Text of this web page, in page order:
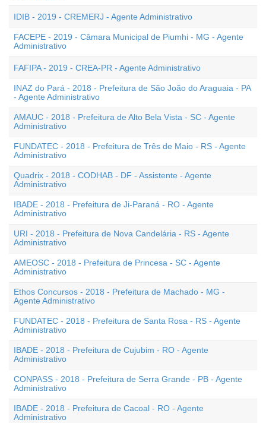
IDIB - 2019 - CREMERJ - Agente Administrativo
FACEPE - 2019 - Câmara Municipal de Piumhi - MG - Agente
Administrativo
FAFIPA - 2019 - CREA-PR - Agente Administrativo
INAZ do Pará - 2018 - Prefeitura de São João do Araguaia - PA
- Agente Administrativo
AMAUC - 2018 - Prefeitura de Alto Bela Vista - SC - Agente
Administrativo
FUNDATEC - 2018 - Prefeitura de Três de Maio - RS - Agente
Administrativo
Quadrix - 2018 - CODHAB - DF - Assistente - Agente
Administrativo
IBADE - 2018 - Prefeitura de Ji-Paraná - RO - Agente
Administrativo
URI - 2018 - Prefeitura de Nova Candelária - RS - Agente
Administrativo
AMEOSC - 2018 - Prefeitura de Princesa - SC - Agente
Administrativo
Ethos Concursos - 2018 - Prefeitura de Machado - MG -
Agente Administrativo
FUNDATEC - 2018 - Prefeitura de Santa Rosa - RS - Agente
Administrativo
IBADE - 2018 - Prefeitura de Cujubim - RO - Agente
Administrativo
CONPASS - 2018 - Prefeitura de Serra Grande - PB - Agente
Administrativo
IBADE - 2018 - Prefeitura de Cacoal - RO - Agente
Administrativo